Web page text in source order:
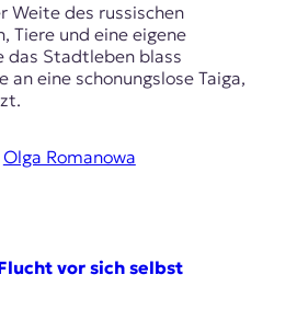
Weite des russischen
Tiere und eine eigene
das Stadtleben blass
an eine schonungslose Taiga,
Olga Romanowa
vor sich selbst